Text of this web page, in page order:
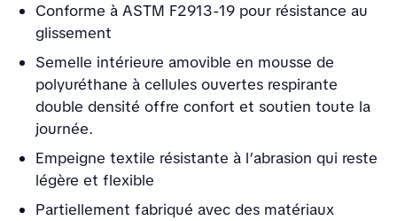
Conforme à ASTM F2913-19 pour résistance au
glissement
Semelle intérieure amovible en mousse de
polyuréthane à cellules ouvertes respirante
double densité offre confort et soutien toute la
journée.
Empeigne textile résistante à l’abrasion qui reste
légère et flexible
Partiellement fabriqué avec des matériaux